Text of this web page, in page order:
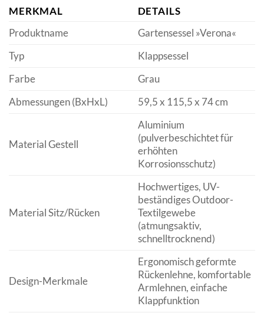
MERKMAL
DETAILS
Produktname
Gartensessel »Verona«
Typ
Klappsessel
Farbe
Grau
Abmessungen (BxHxL)
59,5 x 115,5 x 74 cm
Material Gestell
Aluminium
(pulverbeschichtet für
erhöhten
Korrosionsschutz)
Material Sitz/Rücken
Hochwertiges, UV-
beständiges Outdoor-
Textilgewebe
(atmungsaktiv,
schnelltrocknend)
Design-Merkmale
Ergonomisch geformte
Rückenlehne, komfortable
Armlehnen, einfache
Klappfunktion